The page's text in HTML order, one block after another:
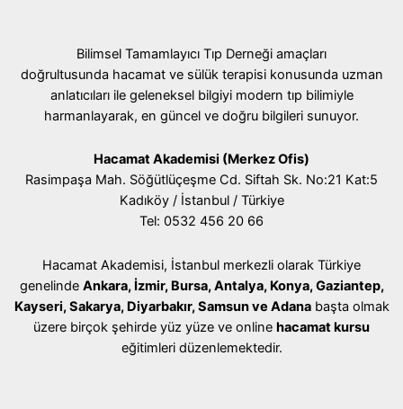
Bilimsel Tamamlayıcı Tıp Derneği amaçları
doğrultusunda hacamat ve sülük terapisi konusunda uzman
anlatıcıları ile geleneksel bilgiyi modern tıp bilimiyle
harmanlayarak, en güncel ve doğru bilgileri sunuyor.
Hacamat Akademisi (Merkez Ofis)
Rasimpaşa Mah. Söğütlüçeşme Cd. Siftah Sk. No:21 Kat:5
Kadıköy / İstanbul / Türkiye
Tel: 0532 456 20 66
Hacamat Akademisi, İstanbul merkezli olarak Türkiye
genelinde Ankara, İzmir, Bursa, Antalya, Konya, Gaziantep,
Kayseri, Sakarya, Diyarbakır, Samsun ve Adanabaşta olmak
üzere birçok şehirde yüz yüze ve online hacamat kursu
eğitimleri düzenlemektedir.